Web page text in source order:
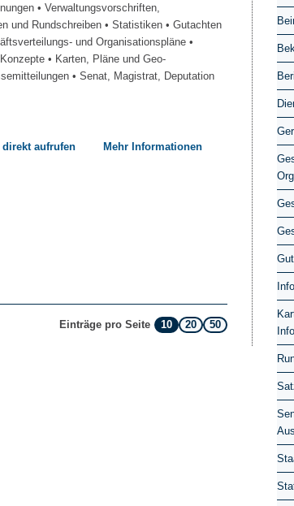
• Verwaltungsvorschriften,
und Rundschreiben • Statistiken • Gutachten
und Organisationspläne •
• Karten, Pläne und Geo-
• Senat, Magistrat, Deputation
aufrufen Mehr Informationen
Einträge pro Seite 10 20 50